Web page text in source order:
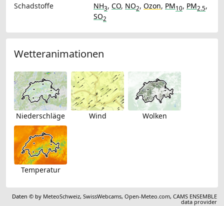
Schadstoffe
NH3, CO, NO2, Ozon, PM10, PM2.5,
SO2
Wetteranimationen
Niederschläge Wind Wolken
Temperatur
Daten © by MeteoSchweiz,SwissWebcams,Open-Meteo.com,CAMS ENSEMBLE
data provider